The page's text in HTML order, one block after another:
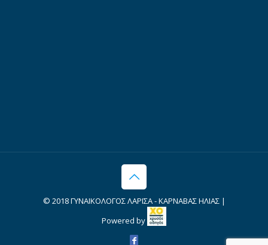
© 2018 ΓΥΝΑΙΚΟΛΟΓΟΣ ΛΑΡΙΣΑ - ΚΑΡΝΑΒΑΣ ΗΛΙΑΣ |
Powered by